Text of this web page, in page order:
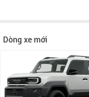
Dòng xe mới